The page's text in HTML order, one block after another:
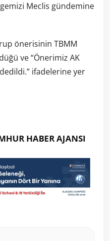
Meclis gündemine
önerisinin TBMM
ve “Önerimiz AK
ifadelerine yer
HABER AJANSI